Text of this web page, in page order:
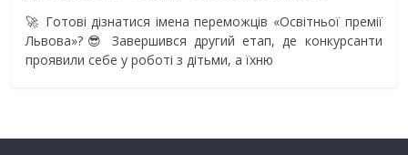
🚀 Готові дізнатися імена переможців «Освітньої премії
Львова»?😎 Завершився другий етап, де конкурсанти
проявили себе у роботі з дітьми, а їхню